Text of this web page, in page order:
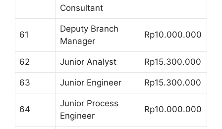
Consultant
61
Deputy Branch
Manager
Rp10.000.000
62 Junior Analyst Rp15.300.000
63 Junior Engineer Rp15.300.000
64
Junior Process
Engineer
Rp10.000.000